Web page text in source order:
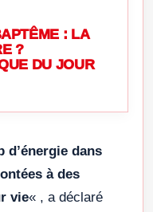
: LA
?
DU JOUR
d’énergie dans
à des
vie« , a déclaré